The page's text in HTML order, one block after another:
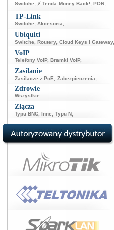
Switche ⚡ Tenda Money Back! PON
TP-Link
Switche Akcesoria
Ubiquiti
Switche Routery, Cloud Keys i Gateway,
VoIP
Telefony VoIP, Bramki VoIP,
Zasilanie
Zasilacze z PoE Zabezpieczenia
Zdrowie
Wszystkie
Złącza
Typu BNC Inne Typu N